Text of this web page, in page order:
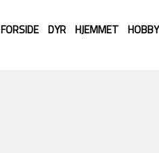
FORSIDE DYR HJEMMET HOBBY